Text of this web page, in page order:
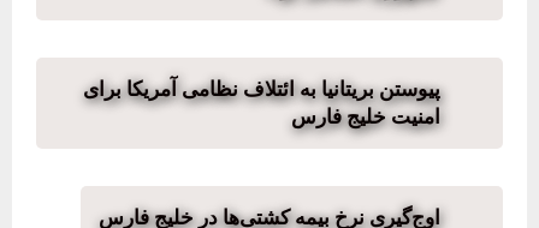
پیوستن بریتانیا به ائتلاف نظامی آمریکا برای
امنیت خلیج فارس
اوج‌گیری نرخ بیمه کشتی‌ها در خلیج فارس